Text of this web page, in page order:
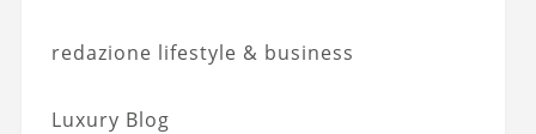
redazione lifestyle & business
Luxury Blog